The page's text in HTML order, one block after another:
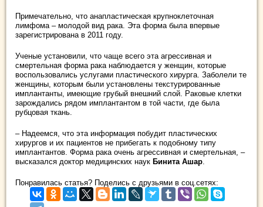
Примечательно, что анапластическая крупноклеточная
лимфома – молодой вид рака. Эта форма была впервые
зарегистрирована в 2011 году.
Ученые установили, что чаще всего эта агрессивная и
смертельная форма рака наблюдается у женщин, которые
воспользовались услугами пластического хирурга. Заболели те
женщины, которым были установлены текстурированные
имплантанты, имеющие грубый внешний слой. Раковые клетки
зарождались рядом имплантантом в той части, где была
рубцовая ткань.
– Надеемся, что эта информация побудит пластических
хирургов и их пациентов не прибегать к подобному типу
имплантантов. Форма рака очень агрессивная и смертельная, –
высказался доктор медицинских наук Бинита Ашар.
Понравилась статья? Поделись с друзьями в соц.сетях: